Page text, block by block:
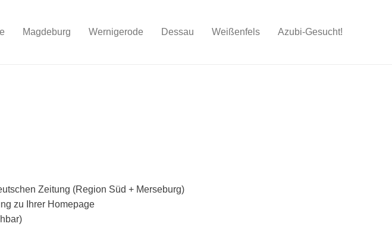
Magdeburg Wernigerode Dessau Weißenfels Azubi-Gesucht!
Zeitung (Region Süd + Merseburg)
zu Ihrer Homepage